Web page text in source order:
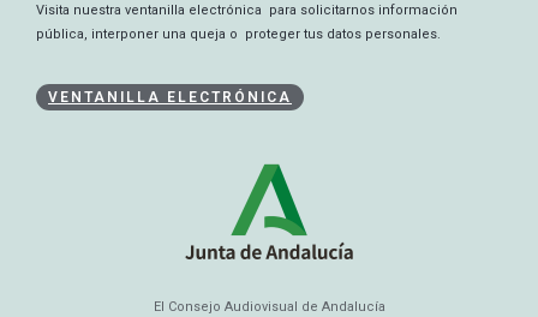
Visita nuestra ventanilla electrónica para solicitarnos información
pública, interponer una queja o proteger tus datos personales.
VENTANILLA ELECTRÓNICA
El Consejo Audiovisual de Andalucía